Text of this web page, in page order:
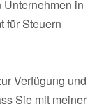
in
für Steuern
Verfügung und
Sie mit meiner